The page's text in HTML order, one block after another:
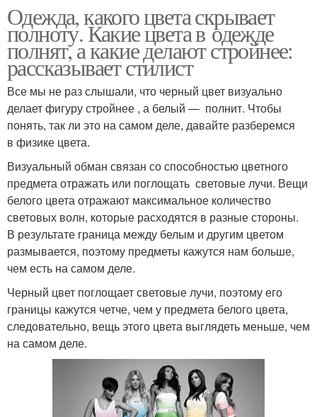
Одежда, какого цвета скрывает
полноту. Какие цвета в одежде
полнят, а какие делают стройнее:
рассказывает стилист
Все мы не раз слышали, что черный цвет визуально
делает фигуру стройнее , а белый — полнит. Чтобы
понять, так ли это на самом деле, давайте разберемся
в физике цвета.
Визуальный обман связан со способностью цветного
предмета отражать или поглощать световые лучи. Вещи
белого цвета отражают максимальное количество
световых волн, которые расходятся в разные стороны.
В результате граница между белым и другим цветом
размывается, поэтому предметы кажутся нам больше,
чем есть на самом деле.
Черный цвет поглощает световые лучи, поэтому его
границы кажутся четче, чем у предмета белого цвета,
следовательно, вещь этого цвета выглядеть меньше, чем
на самом деле.